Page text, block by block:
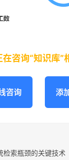
在咨询“知识库”
咨询 添
检索瓶颈的关键技术